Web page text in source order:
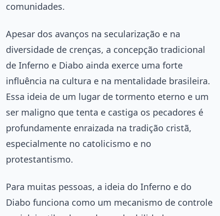
comunidades.
Apesar dos avanços na secularização e na
diversidade de crenças, a concepção tradicional
de Inferno e Diabo ainda exerce uma forte
influência na cultura e na mentalidade brasileira.
Essa ideia de um lugar de tormento eterno e um
ser maligno que tenta e castiga os pecadores é
profundamente enraizada na tradição cristã,
especialmente no catolicismo e no
protestantismo.
Para muitas pessoas, a ideia do Inferno e do
Diabo funciona como um mecanismo de controle